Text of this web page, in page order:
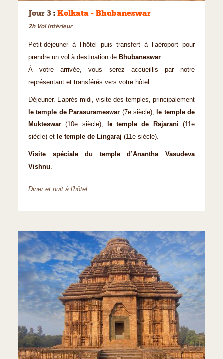
Jour 3 : Kolkata - Bhubaneswar
2h Vol Intérieur
Petit-déjeuner à l’hôtel puis transfert à l’aéroport pour
prendre un vol à destination de Bhubaneswar.
À votre arrivée, vous serez accueillis par notre
représentant et transférés vers votre hôtel.
Déjeuner. L’après-midi, visite des temples, principalement
le temple de Parasurameswar (7e siècle),
le temple de
Mukteswar (10e siècle), le temple de Rajarani (11e
siècle) et le temple de Lingaraj (11e siècle).
Visite spéciale du
temple d’Anantha Vasudeva
Vishnu.
Diner et nuit à l'hôtel.